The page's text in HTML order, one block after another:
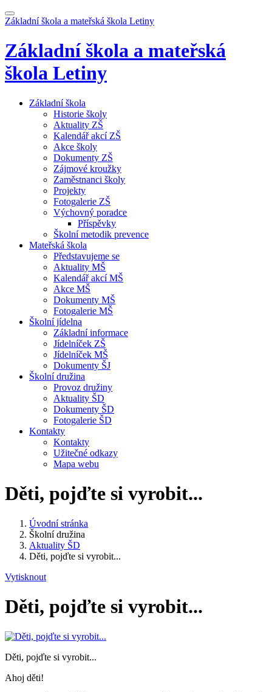
Základní škola a mateřská škola Letiny
Základní škola a mateřská
škola Letiny
Základní škola
Historie školy
Aktuality ZŠ
Kalendář akcí ZŠ
Akce školy
Dokumenty ZŠ
Zájmové kroužky
Zaměstnanci školy
Projekty
Fotogalerie ZŠ
Výchovný poradce
Příspěvky
Školní metodik prevence
Mateřská škola
Představujeme se
Aktuality MŠ
Kalendář akcí MŠ
Akce MŠ
Dokumenty MŠ
Fotogalerie MŠ
Školní jídelna
Základní informace
Jídelníček ZŠ
Jídelníček MŠ
Dokumenty ŠJ
Školní družina
Provoz družiny
Aktuality ŠD
Dokumenty ŠD
Fotogalerie ŠD
Kontakty
Kontakty
Užitečné odkazy
Mapa webu
Děti, pojďte si vyrobit...
Úvodní stránka
Školní družina
Aktuality ŠD
Děti, pojďte si vyrobit...
Vytisknout
Děti, pojďte si vyrobit...
Děti, pojďte si vyrobit...
Ahoj děti!